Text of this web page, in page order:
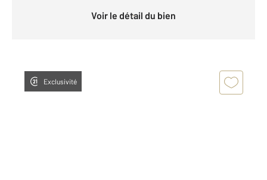
Voir le détail du bien
Exclusivité